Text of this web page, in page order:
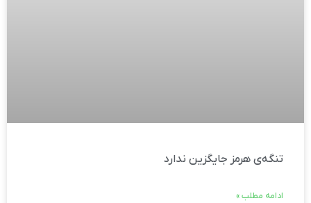
تنگه‌ی هرمز جایگزین ندارد
ادامه مطلب »